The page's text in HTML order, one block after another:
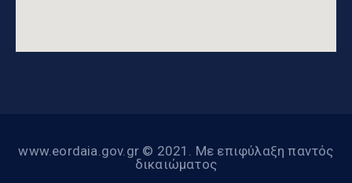
www.eordaia.gov.gr © 2021. Με επιφύλαξη παντός
δικαιώματος